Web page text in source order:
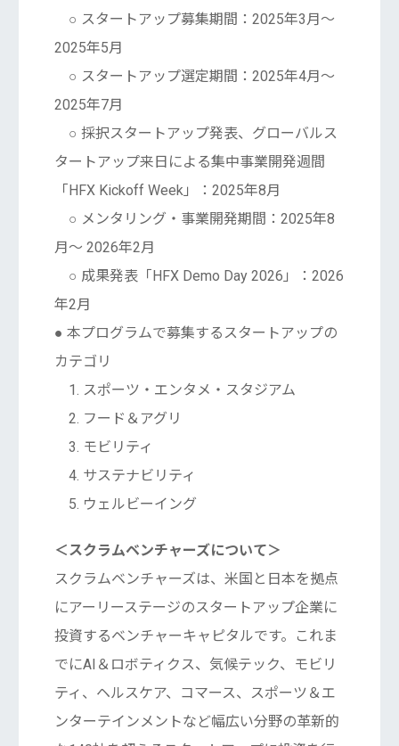
○ スタートアップ募集期間：2025年3月〜
2025年5月
○ スタートアップ選定期間：2025年4月〜
2025年7月
○ 採択スタートアップ発表、グローバルス
タートアップ来日による集中事業開発週間
「HFX Kickoff Week」：2025年8月
○ メンタリング・事業開発期間：2025年8
月〜 2026年2月
○ 成果発表「HFX Demo Day 2026」：2026
年2月
● 本プログラムで募集するスタートアップの
カテゴリ
1. スポーツ・エンタメ・スタジアム
2. フード＆アグリ
3. モビリティ
4. サステナビリティ
5. ウェルビーイング
＜スクラムベンチャーズについて＞
スクラムベンチャーズは、米国と日本を拠点
にアーリーステージのスタートアップ企業に
投資するベンチャーキャピタルです。これま
でにAI＆ロボティクス、気候テック、モビリ
ティ、ヘルスケア、コマース、スポーツ＆エ
ンターテインメントなど幅広い分野の革新的